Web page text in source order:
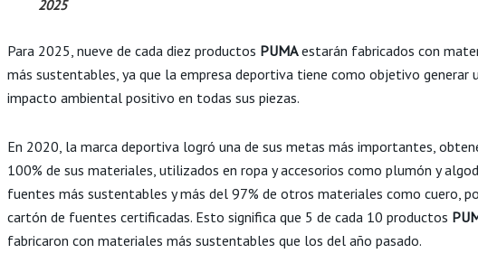
2025
Para 2025, nueve de cada diez productos PUMAestarán fabricados con
más sustentables, ya que la empresa deportiva tiene como objetivo generar
impacto ambiental positivo en todas sus piezas.
En 2020, la marca deportiva logró una de sus metas más importantes,
100% de sus materiales, utilizados en ropa y accesorios como plumón y
fuentes más sustentables y más del 97% de otros materiales como cuero,
cartón de fuentes certificadas. Esto significa que 5 de cada 10 productos
fabricaron con materiales más sustentables que los del año pasado.